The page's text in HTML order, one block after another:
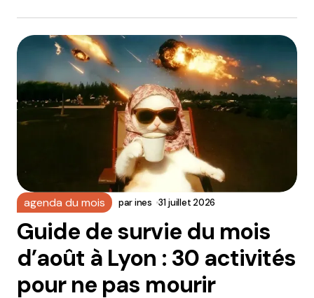
agenda du mois parines 31 juillet 2026
Guide de survie du mois
d’août à Lyon : 30 activités
pour ne pas mourir